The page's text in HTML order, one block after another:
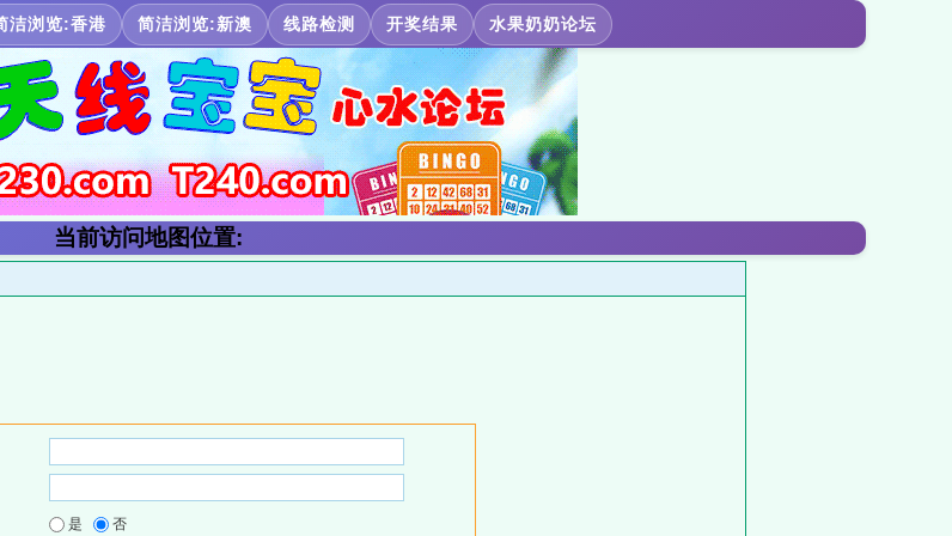
洁浏览:香港 简洁浏览:新澳 线路检测 开奖结果 水果奶奶论坛
当前访问地图位置:
是 否